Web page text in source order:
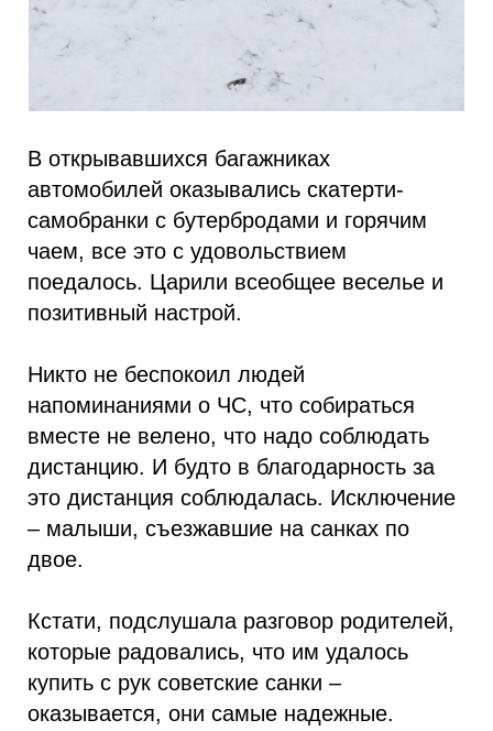
В открывавшихся багажниках
автомобилей оказывались скатерти-
самобранки с бутербродами и горячим
чаем, все это с удовольствием
поедалось. Царили всеобщее веселье и
позитивный настрой.
Никто не беспокоил людей
напоминаниями о ЧС, что собираться
вместе не велено, что надо соблюдать
дистанцию. И будто в благодарность за
это дистанция соблюдалась. Исключение
– малыши, съезжавшие на санках по
двое.
Кстати, подслушала разговор родителей,
которые радовались, что им удалось
купить с рук советские санки –
оказывается, они самые надежные.